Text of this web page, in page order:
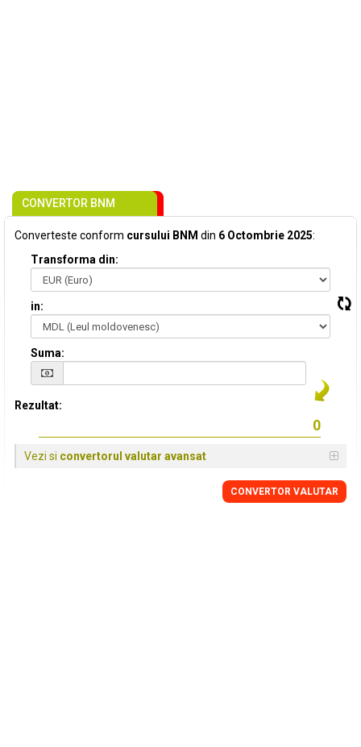
CONVERTOR BNM
Converteste conform cursului BNM din 6 Octombrie 2025:
Transforma din:
in:
Suma:
Rezultat:
Vezi si convertorul valutar avansat
CONVERTOR VALUTAR